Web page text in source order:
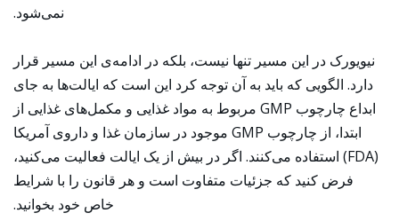
نمی‌شود.
نیویورک در این مسیر تنها نیست، بلکه در ادامه‌ی این مسیر قرار
دارد. الگویی که باید به آن توجه کرد این است که ایالت‌ها به جای
ابداع چارچوب GMP مربوط به مواد غذایی و مکمل‌های غذایی از
ابتدا، از چارچوب GMP موجود در سازمان غذا و داروی آمریکا
(FDA) استفاده می‌کنند. اگر در بیش از یک ایالت فعالیت می‌کنید،
فرض کنید که جزئیات متفاوت است و هر قانون را با شرایط
خاص خود بخوانید.